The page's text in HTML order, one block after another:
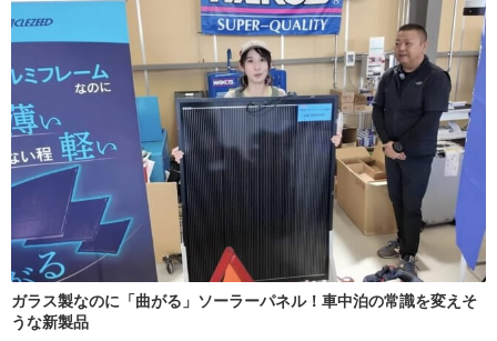
ガラス製なのに「曲がる」ソーラーパネル！車中泊の常識を変えそ
うな新製品